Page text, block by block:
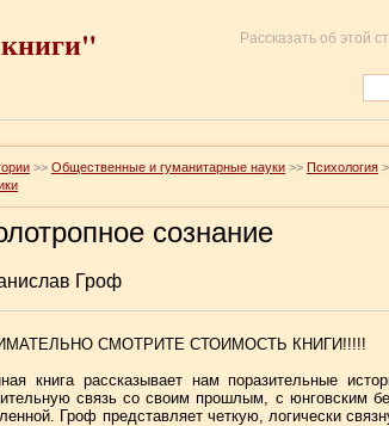
Рассказать об этой
>> Общественные и гуманитарные науки >> Психология
сознание
Гроф
СМОТРИТЕ СТОИМОСТЬ КНИГИ!!!!!
книга рассказывает нам поразительные
связь со своим прошлым, с юнговским
Гроф представляет четкую, логически